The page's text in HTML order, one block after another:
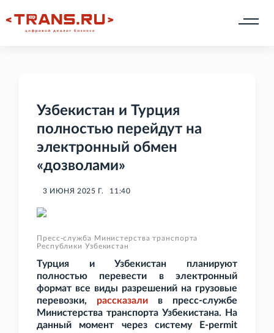
Узбекистан и Турция
полностью перейдут на
электронный обмен
«дозволами»
3 ИЮНЯ 2025 Г. 11:40
Пресс-служба Министерства транспорта
Республики Узбекистан
Турция и Узбекистан планируют
полностью перевести в электронный
формат все виды разрешений на грузовые
перевозки, рассказали в пресс-службе
Министерства транспорта Узбекистана. На
данный момент через систему E-permit